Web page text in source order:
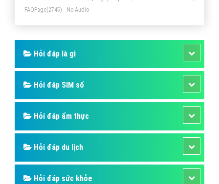
FAQPage(2745) - No Audio
Hỏi đáp là gì
Hỏi đáp SIM số
Hỏi đáp ẩm thực
Hỏi đáp du lịch
Hỏi đáp sức khỏe